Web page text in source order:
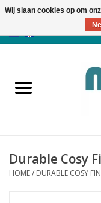
Producten
Nieuws
Durable Cosy
HOME/ DURABLE COSY
Wij slaan cookies op om